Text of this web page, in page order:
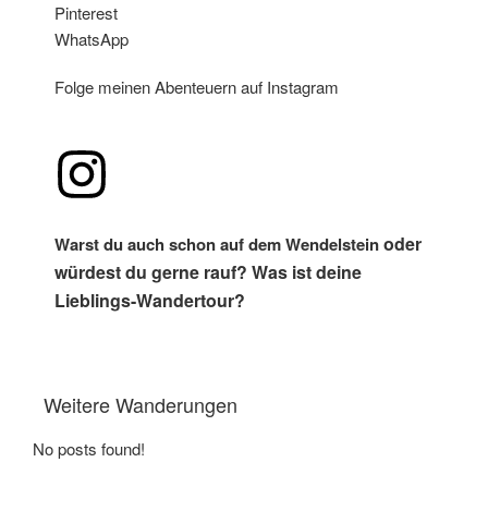
Pinterest
WhatsApp
Folge meinen Abenteuern auf Instagram
Warst du auch schon auf dem Wendelsteinoder
würdest du gerne rauf? Was ist deine
Lieblings-Wandertour?
Weitere Wanderungen
No posts found!